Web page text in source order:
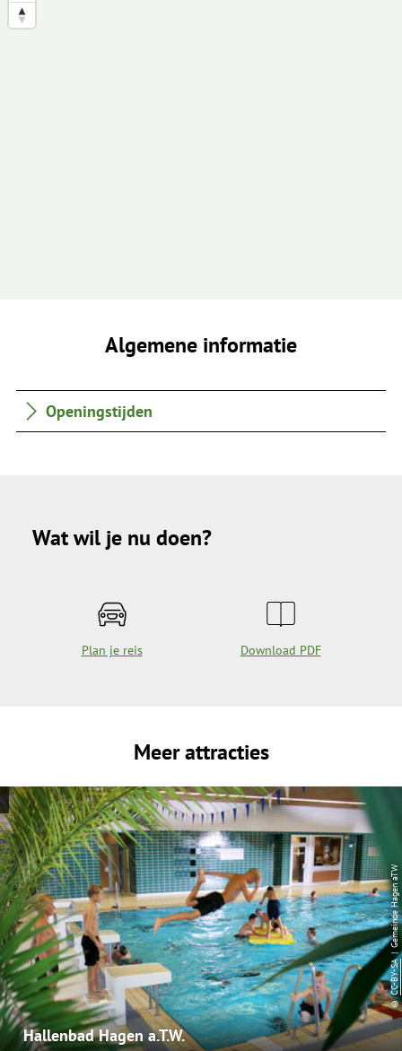
Algemene informatie
Openingstijden
Wat wil je nu doen?
Plan je reis Download PDF
Meer attracties
Hallenbad Hagen a.T.W.
©
CC-BY-SA
| Gemeinde Hagen aTW